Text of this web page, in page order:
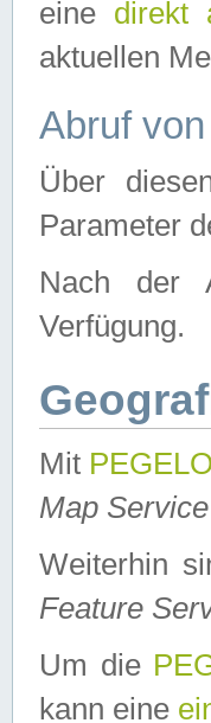
eine direkt
aktuellen
Abruf
Über
Parameter
Nach der
Verfügung.
Mit
Map
Weiterhin
Feature
Um die
kann eine